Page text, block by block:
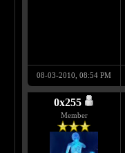
08-03-2010, 08:54 PM
0х255
Member